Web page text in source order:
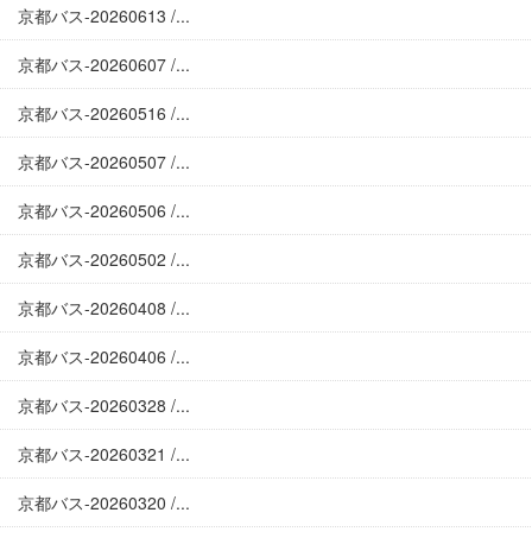
京都バス-20260613 /...
京都バス-20260607 /...
京都バス-20260516 /...
京都バス-20260507 /...
京都バス-20260506 /...
京都バス-20260502 /...
京都バス-20260408 /...
京都バス-20260406 /...
京都バス-20260328 /...
京都バス-20260321 /...
京都バス-20260320 /...